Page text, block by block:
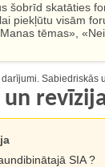
šobrīd skatāties
lai piekļūtu visām
tēmas»,
SIA ?